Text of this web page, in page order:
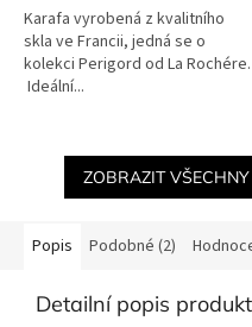
Karafa vyrobená z kvalitního
skla ve Francii, jedná se o
kolekci Perigord od La Rochére.
Ideální...
ZOBRAZIT
Popis Podobné (2)
Detailní popis